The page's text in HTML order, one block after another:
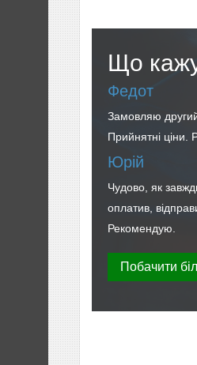
Що
Федот
Замовляю
Прийнятні ціни.
Юрій
Чудово, як
оплатив,
Рекомендую.
Побачити